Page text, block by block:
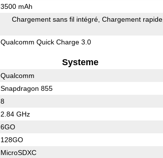
3500 mAh
Chargement sans fil intégré Chargement rapide
Qualcomm Quick Charge 3.0
Systeme
Qualcomm
Snapdragon 855
8
2.84 GHz
6GO
128GO
MicroSDXC